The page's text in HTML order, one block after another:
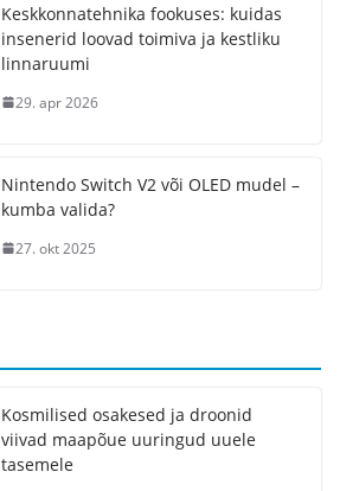
Keskkonnatehnika fookuses: kuidas
insenerid loovad toimiva ja kestliku
linnaruumi
29. apr 2026
Nintendo Switch V2 või OLED mudel –
kumba valida?
27. okt 2025
Kosmilised osakesed ja droonid
viivad maapõue uuringud uuele
tasemele